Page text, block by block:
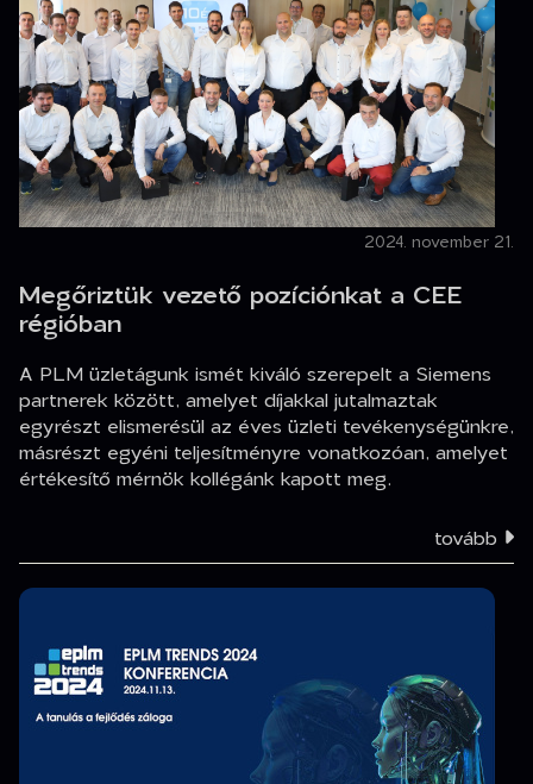
2024. november 21.
Megőriztük vezető pozíciónkat a CEE
régióban
A PLM üzletágunk ismét kiváló szerepelt a Siemens
partnerek között, amelyet díjakkal jutalmaztak
egyrészt elismerésül az éves üzleti tevékenységünkre,
másrészt egyéni teljesítményre vonatkozóan, amelyet
értékesítő mérnök kollégánk kapott meg.
tovább